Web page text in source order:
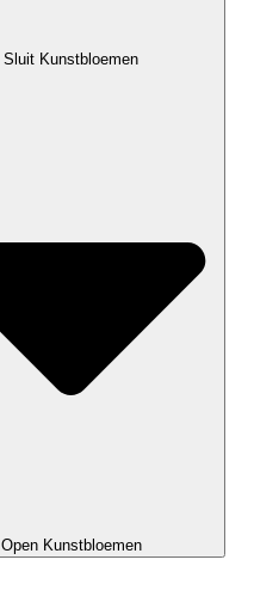
Sluit Kunstbloemen
Open Kunstbloemen